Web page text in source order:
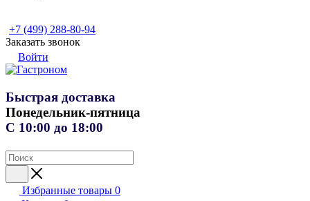
+7 (499) 288-80-94
Заказать звонок
Войти
Быстрая доставка
Понедельник-пятница
С 10:00 до 18:00
Избранные товары 0